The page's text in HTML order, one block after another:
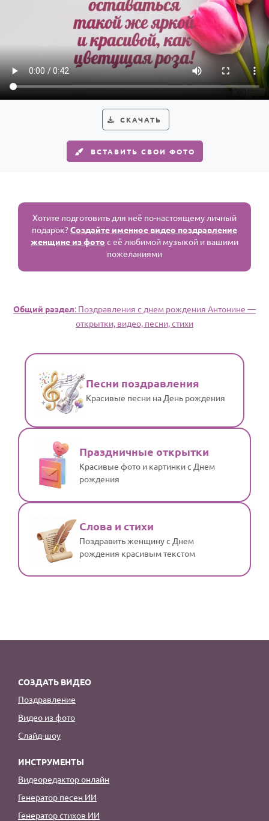
СКАЧАТЬ
ВСТАВИТЬ СВОИ ФОТО
Хотите подготовить для неё по-настоящему личный
подарок?Создайте именное видео поздравление
женщине из фото с её любимой музыкой и вашими
пожеланиями
Общий раздел: Поздравления с днем рождения Антонине —
открытки, видео, песни, стихи
Песни поздравления
Красивые песни на День рождения
Праздничные открытки
Красивые фото и картинки с Днем
рождения
Слова и стихи
Поздравить женщину с Днем
рождения красивым текстом
СОЗДАТЬ ВИДЕО
Поздравление
Видео из фото
Слайд-шоу
ИНСТРУМЕНТЫ
Видеоредактор онлайн
Генератор песен ИИ
Генератор стихов ИИ